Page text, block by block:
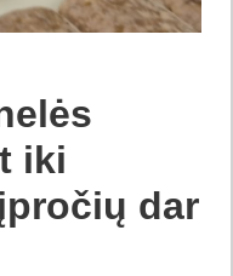
iki
dar